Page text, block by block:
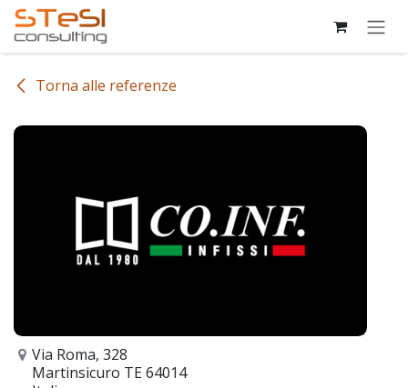
Passa al contenuto
Torna alle referenze
Via Roma, 328
Martinsicuro TE 64014